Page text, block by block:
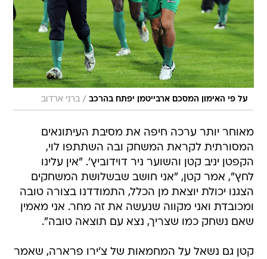
על פי האימון המסכם ארבייטמן יפתח בהרכב / ברני ארדוב
מאוחר יותר ערכה חיפה את מסיבת העיתונאים
המסורתית לקראת המשחק ובה השתתפו לוי,
הקפטן יניב קטן והשוער ניר דוידוביץ'. "אין עלינו
לחץ", אמר קטן, "אני חושב שבשלושת המשחקים
הצגנו יכולת יוצאת מן הכלל, התמודדנו בצורה טובה
ומכובדת ואני מקווה שנעשה את זה מחר. אני מאמין
שאם נשחק כמו שצריך, נצא עם תוצאה טובה".
קטן גם נשאל על המחמאות של צ'ירו פרארה, שאמר